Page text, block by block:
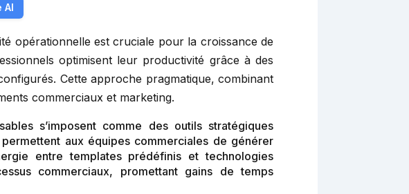
AI
opérationnelle est cruciale pour la croissance de
optimisent leur productivité grâce à des
Cette approche pragmatique, combinant
commerciaux et marketing.
s’imposent comme des outils stratégiques
aux équipes commerciales de générer
entre templates prédéfinis et technologies
commerciaux, promettant gains de temps